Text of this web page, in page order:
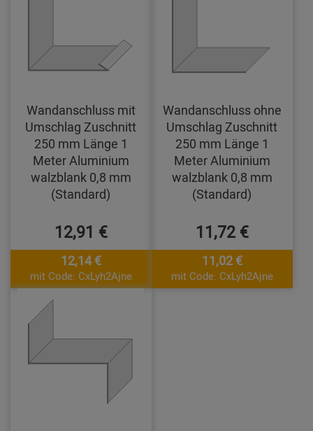
Wandanschluss mit
Umschlag Zuschnitt
250 mm Länge 1
Meter Aluminium
walzblank 0,8 mm
(Standard)
12,91 €
12,14 €
mit Code: CxLyh2Ajne
Wandanschluss ohne
Umschlag Zuschnitt
250 mm Länge 1
Meter Aluminium
walzblank 0,8 mm
(Standard)
11,72 €
11,02 €
mit Code: CxLyh2Ajne